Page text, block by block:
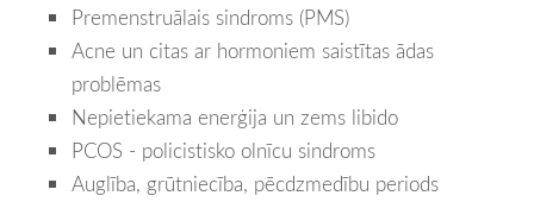
Premenstruālais sindroms (PMS)
Acne un citas ar hormoniem saistītas ādas
problēmas
Nepietiekama enerģija un zems libido
PCOS - policistisko olnīcu sindroms
Auglība, grūtniecība, pēcdzmedību periods